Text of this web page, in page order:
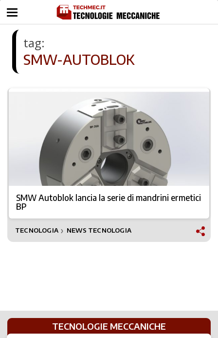
tag:
SMW-AUTOBLOK
SMW Autoblok lancia la serie di mandrini ermetici
BP
TECNOLOGIA ❯ NEWS TECNOLOGIA
TECNOLOGIE MECCANICHE